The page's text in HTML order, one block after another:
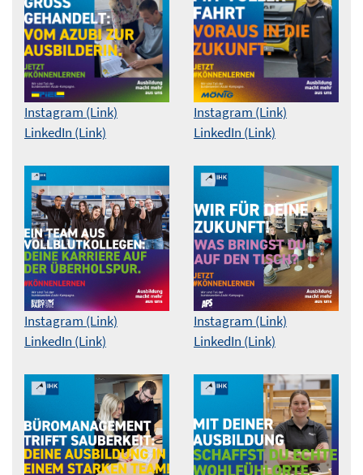
Instagram (Link)
LinkedIn (Link)
Instagram (Link)
LinkedIn (Link)
Instagram (Link)
LinkedIn (Link)
Instagram (Link)
LinkedIn (Link)